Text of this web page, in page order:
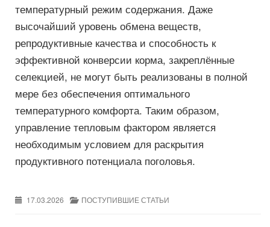
температурный режим содержания. Даже
высочайший уровень обмена веществ,
репродуктивные качества и способность к
эффективной конверсии корма, закреплённые
селекцией, не могут быть реализованы в полной
мере без обеспечения оптимального
температурного комфорта. Таким образом,
управление тепловым фактором является
необходимым условием для раскрытия
продуктивного потенциала поголовья.
17.03.2026 ПОСТУПИВШИЕ СТАТЬИ